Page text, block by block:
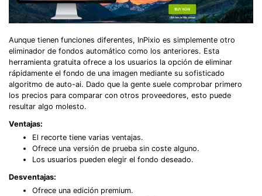
Aunque tienen funciones diferentes, InPixio es simplemente otro
eliminador de fondos automático como los anteriores. Esta
herramienta gratuita ofrece a los usuarios la opción de eliminar
rápidamente el fondo de una imagen mediante su sofisticado
algoritmo de auto-ai. Dado que la gente suele comprobar primero
los precios para comparar con otros proveedores, esto puede
resultar algo molesto.
Ventajas:
El recorte tiene varias ventajas.
Ofrece una versión de prueba sin coste alguno.
Los usuarios pueden elegir el fondo deseado.
Desventajas:
Ofrece una edición premium.